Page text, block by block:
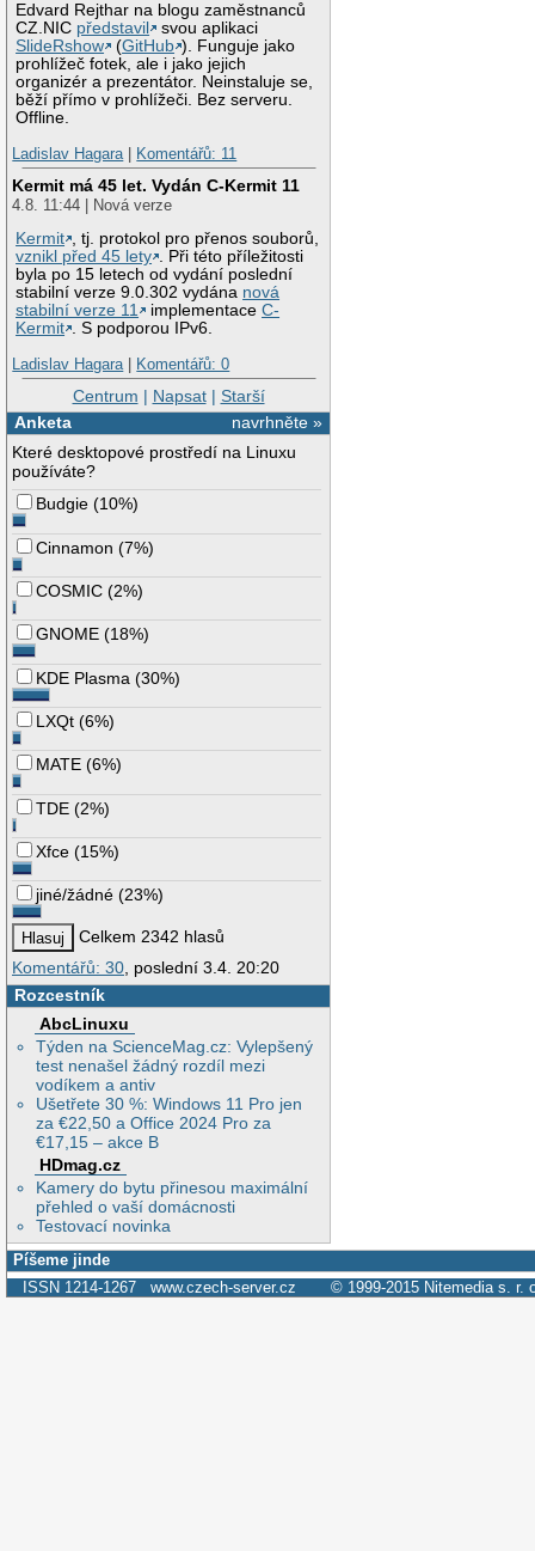
Edvard Rejthar na blogu zaměstnanců
CZ.NIC představil
svou aplikaci
SlideRshow
(GitHub ). Funguje jako
prohlížeč fotek, ale i jako jejich
organizér a prezentátor. Neinstaluje se,
běží přímo v prohlížeči. Bez serveru.
Offline.
Ladislav Hagara| Komentářů: 11
Kermit má 45 let. Vydán C-Kermit 11
4.8. 11:44 | Nová verze
Kermit , tj. protokol pro přenos souborů,
vznikl před 45 lety . Při této příležitosti
byla po 15 letech od vydání poslední
stabilní verze 9.0.302 vydána nová
stabilní verze 11
implementaceC-
Kermit . S podporou IPv6.
Ladislav Hagara| Komentářů: 0
Centrum | Napsat| Starší
navrhněte »
Anketa
Které desktopové prostředí na Linuxu
používáte?
Budgie (10%)
Cinnamon (7%)
COSMIC (2%)
GNOME (18%)
KDE Plasma (30%)
LXQt (6%)
MATE (6%)
TDE (2%)
Xfce (15%)
jiné/žádné (23%)
Celkem 2342 hlasů
Komentářů: 30 , poslední 3.4. 20:20
Rozcestník
AbcLinuxu
Týden na ScienceMag.cz: Vylepšený
test nenašel žádný rozdíl mezi
vodíkem a antiv
Ušetřete 30 %: Windows 11 Pro jen
za €22,50 a Office 2024 Pro za
€17,15 – akce B
HDmag.cz
Kamery do bytu přinesou maximální
přehled o vaší domácnosti
Testovací novinka
Píšeme jinde
ISSN 1214-1267 www.czech-server.cz © 1999-2015 Nitemedia s. r.